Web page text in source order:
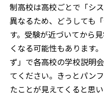
制高校は高校ごとで「シ
異なるため、どうしても
す。受験が近づいてから
くなる可能性もあります
ず」で各高校の学校説明
てください。きっとパン
たことが見えてくると思